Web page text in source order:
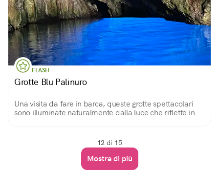
FLASH
Grotte Blu Palinuro
Una visita da fare in barca, queste grotte spettacolari
sono illuminate naturalmente dalla luce che riflette in
12 di 15
Mostra di più